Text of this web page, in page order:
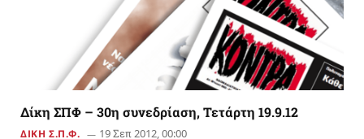
Δίκη ΣΠΦ – 30η συνεδρίαση, Τετάρτη 19.9.12
ΔΙΚΗ Σ.Π.Φ. 19 Σεπ 2012, 00:00